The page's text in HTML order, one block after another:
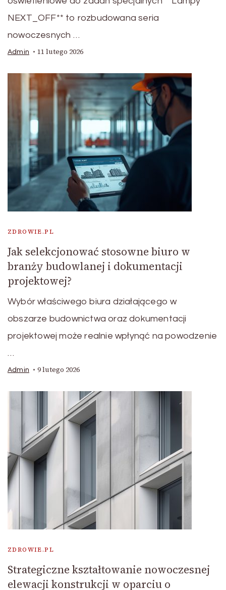
NEXT_OFF** to rozbudowana seria
nowoczesnych …
Admin 11 lutego 2026
ZDROWIE.PL
Jak selekcjonować stosowne biuro w
branży budowlanej i dokumentacji
projektowej?
Wybór właściwego biura działającego w
obszarze budownictwa oraz dokumentacji
projektowej może realnie wpłynąć na powodzenie
…
Admin 9 lutego 2026
ZDROWIE.PL
Strategiczne kształtowanie nowoczesnej
elewacji konstrukcji w oparciu o